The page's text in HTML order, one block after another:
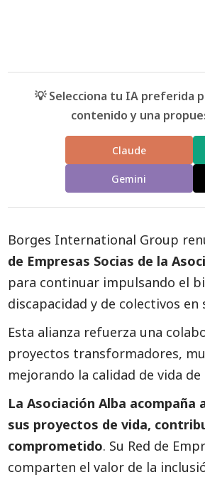
💡 Selecciona tu IA preferida
contenido y una
Claude
Gemini
Borges International Group
de Empresas Socias de la
para continuar impulsando el
discapacidad y de colectivos
Esta alianza refuerza una
proyectos transformadores,
mejorando la calidad de vida
La Asociación Alba
sus proyectos de vida,
comprometido. Su Red de
comparten el valor de la